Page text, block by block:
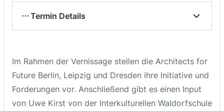
Termin Details
ZfBK - Zentrum für Baukultur Sachsen
Schloßstraße 2, Dresden
Im Rahmen der Vernissage stellen die Architects for
Future Berlin, Leipzig und Dresden ihre Initiative und
Forderungen vor. Anschließend gibt es einen Input
von Uwe Kirst von der Interkulturellen Waldorfschule